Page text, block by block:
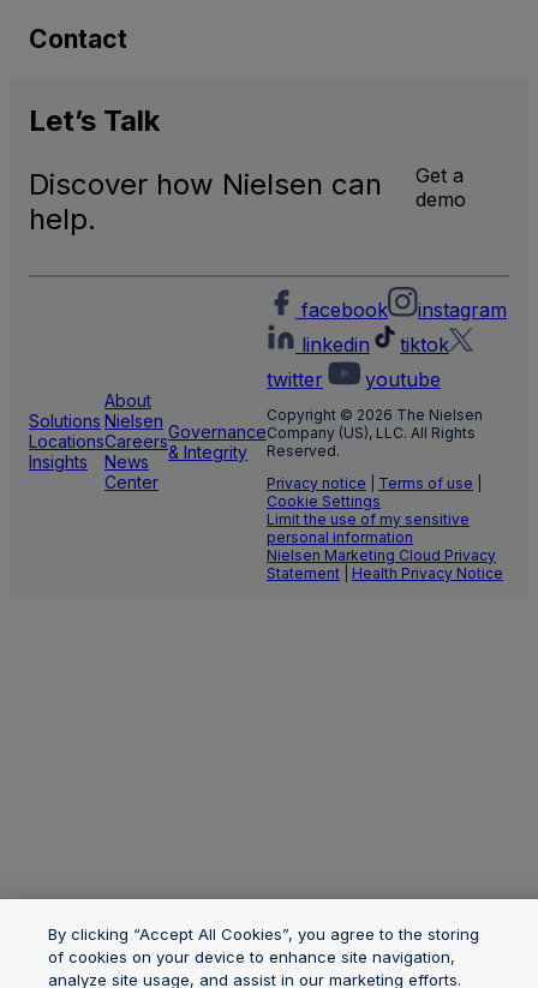
Contact
Let’s Talk
Discover how Nielsen can
help.
Get a
demo
Solutions
Locations
Insights
About
Nielsen
Careers
News
Center
Governance
& Integrity
facebook
instagram
linkedin
tiktok
twitter
youtube
Copyright © 2026 The Nielsen
Company (US), LLC. All Rights
Reserved.
Privacy notice
Terms of use
Cookie Settings
Limit the use of my sensitive
personal information
Nielsen Marketing Cloud Privacy
Statement
Health Privacy Notice
By clicking “Accept All Cookies”, you agree to the storing
of cookies on your device to enhance site navigation,
analyze site usage, and assist in our marketing efforts.